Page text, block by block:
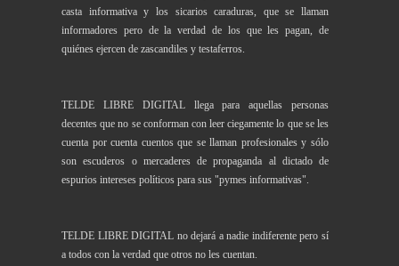
casta informativa y los sicarios caraduras, que se llaman
informadores pero de la verdad de los que les pagan, de
quiénes ejercen de zascandiles y testaferros.
TELDE LIBRE DIGITAL llega para aquellas personas
decentes que no se conforman con leer ciegamente lo que se les
cuenta por cuenta cuentos que se llaman profesionales y sólo
son escuderos o mercaderes de propaganda al dictado de
espurios intereses políticos para sus "pymes informativas".
TELDE LIBRE DIGITAL no dejará a nadie indiferente pero sí
a todos con la verdad que otros no les cuentan.